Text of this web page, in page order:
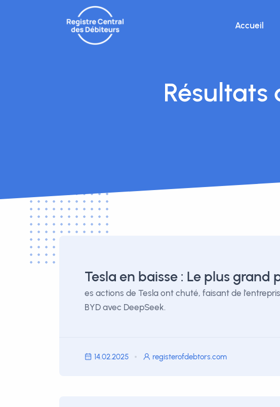
Accueil
Résultats
Tesla en baisse : Le plus
es actions de Tesla ont chuté, faisant de
BYD avec DeepSeek.
14.02.2025 registerofdebtors.com